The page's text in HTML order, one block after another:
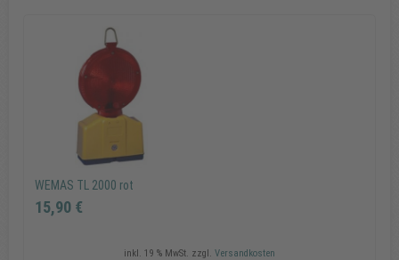
Baustellen-Warnleuchte
11,31 €
WEMAS TL 2000 rot
15,90 €
inkl. 19 % MwSt. zzgl. Versandkosten